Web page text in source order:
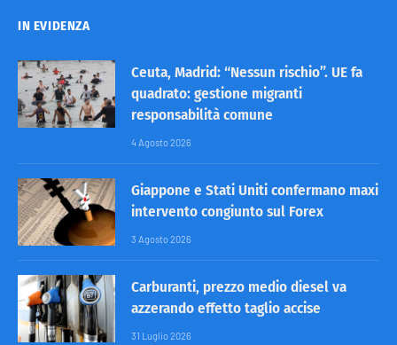
IN EVIDENZA
Ceuta, Madrid: “Nessun rischio”. UE fa
quadrato: gestione migranti
responsabilità comune
4 Agosto 2026
Giappone e Stati Uniti confermano maxi
intervento congiunto sul Forex
3 Agosto 2026
Carburanti, prezzo medio diesel va
azzerando effetto taglio accise
31 Luglio 2026